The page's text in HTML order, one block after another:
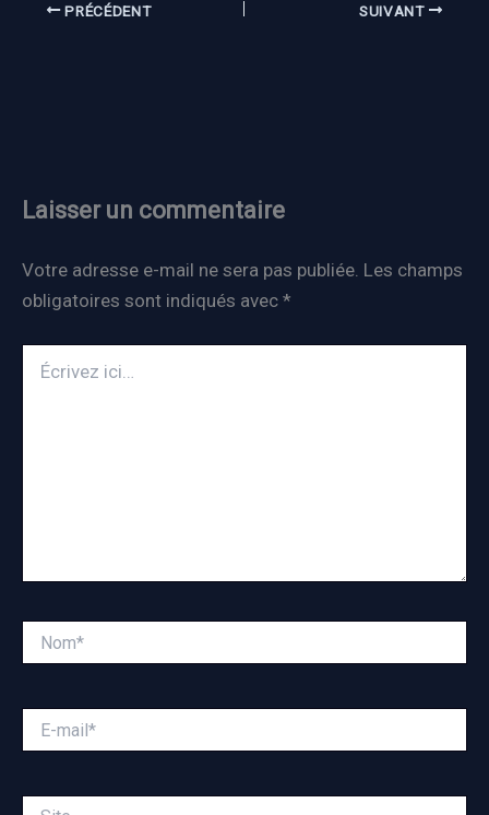
PRÉCÉDENT SUIVANT
Laisser un commentaire
Votre adresse e-mail ne sera pas publiée. Les champs
obligatoires sont indiqués avec *
ici…
mail*